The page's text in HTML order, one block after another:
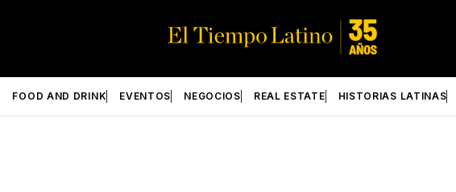
FOOD AND DRINK EVENTOS NEGOCIOS REAL ESTATE HISTORIAS LATINAS